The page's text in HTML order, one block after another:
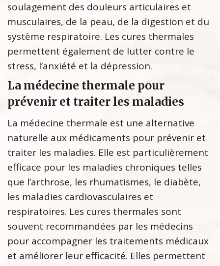
soulagement des douleurs articulaires et
musculaires, de la peau, de la digestion et du
système respiratoire. Les cures thermales
permettent également de lutter contre le
stress, l’anxiété et la dépression.
La médecine thermale pour
prévenir et traiter les maladies
La médecine thermale est une alternative
naturelle aux médicaments pour prévenir et
traiter les maladies. Elle est particulièrement
efficace pour les maladies chroniques telles
que l’arthrose, les rhumatismes, le diabète,
les maladies cardiovasculaires et
respiratoires. Les cures thermales sont
souvent recommandées par les médecins
pour accompagner les traitements médicaux
et améliorer leur efficacité. Elles permettent